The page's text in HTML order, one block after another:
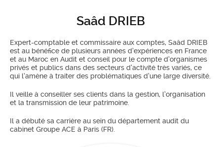
Saâd DRIEB
Expert-comptable et commissaire aux comptes, Saâd DRIEB
est au bénéfice de plusieurs années d’expériences en France
et au Maroc en Audit et conseil pour le compte d’organismes
privés et publics dans des secteurs d’activité très variés, ce
qui l’amène à traiter des problématiques d’une large diversité.
Il veille à conseiller ses clients dans la gestion, l’organisation
et la transmission de leur patrimoine.
Il a débuté sa carrière au sein du département audit du
cabinet Groupe ACE à Paris (FR).